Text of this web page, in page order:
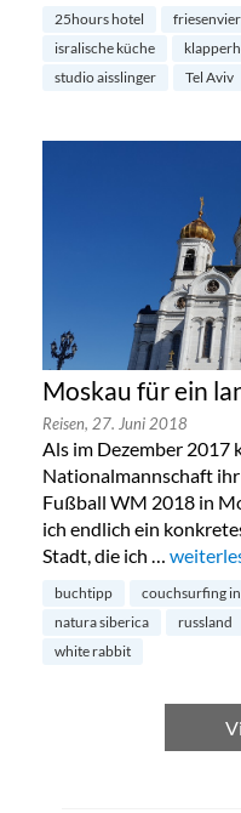
25hours hotel
isralische küche
studio aisslinger
Tel Aviv
Moskau für ein
Reisen, 27. Juni 2018
Als im Dezember 2017
Nationalmannschaft
Fußball WM 2018 in
ich endlich ein
Stadt, die ich …
buchtipp couchsurfing
natura siberica
russland
white rabbit